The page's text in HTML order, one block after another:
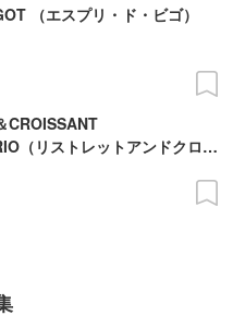
（エスプリ・ド・ビゴ）
CROISSANT
（リストレットアンドクロワ